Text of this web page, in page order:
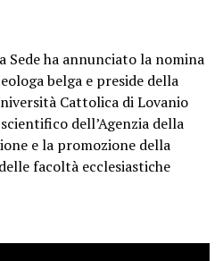
Sede ha annunciato la nomina
belga e preside della
Cattolica di Lovanio
dell’Agenzia della
e la promozione della
facoltà ecclesiastiche